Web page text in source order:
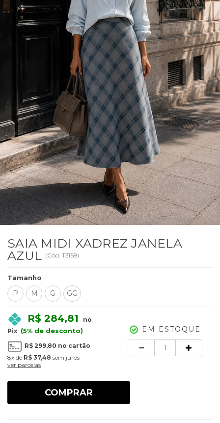
SAIA MIDI XADREZ JANELA
AZUL (Cód. T3158)
Tamanho
P M G GG
R$ 284,81
no
Pix (5% de desconto)
R$ 299,80 no cartão
8x de R$ 37,48 sem juros
ver parcelas
EM ESTOQUE
COMPRAR